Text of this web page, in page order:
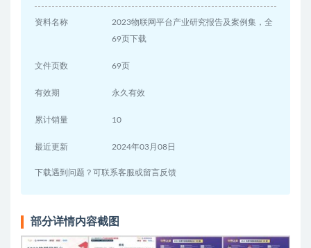
资料名称
2023物联网平台产业研究报告及案例集，全
69页下载
文件页数 69页
有效期 永久有效
累计销量 10
最近更新 2024年03月08日
下载遇到问题？可联系客服或留言反馈
部分详情内容截图